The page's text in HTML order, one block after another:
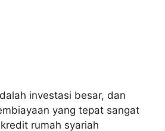
investasi besar, dan
yang tepat sangat
rumah syariah